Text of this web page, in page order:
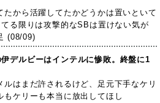
たから活躍してたかどうかは置いといて
る限りは攻撃的なSBは置けない気が
(08/09)
デルビーはインテルに惨敗。終盤に1
はまだ許されるけど、足元下手なケリ
ケリーも本当に放出してほし